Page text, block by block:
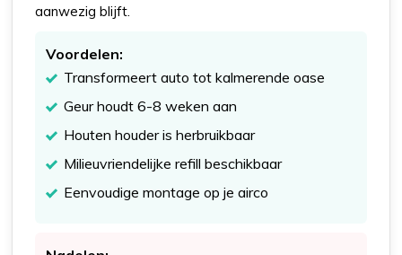
aanwezig blijft.
Voordelen:
Transformeert auto tot kalmerende oase
Geur houdt 6-8 weken aan
Houten houder is herbruikbaar
Milieuvriendelijke refill beschikbaar
Eenvoudige montage op je airco